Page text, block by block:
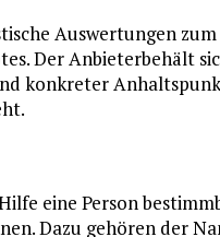
Auswertungen zum
Der Anbieterbehält
konkreter
eine Person
Dazu gehören der